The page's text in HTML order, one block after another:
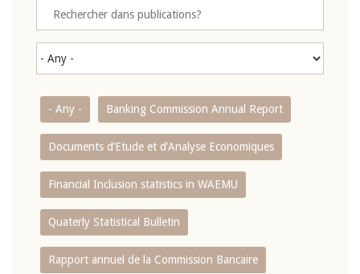
- Any - Banking Commission Annual Report
Documents d’Etude et d’Analyse Economiques
Financial Inclusion statistics in WAEMU
Quaterly Statistical Bulletin
Rapport annuel de la Commission Bancaire